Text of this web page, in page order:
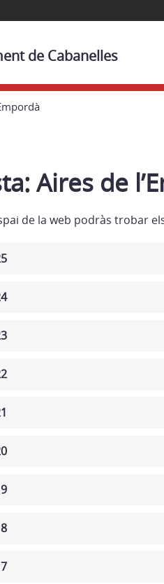
de Cabanelles
Aires de
de la web podràs trobar